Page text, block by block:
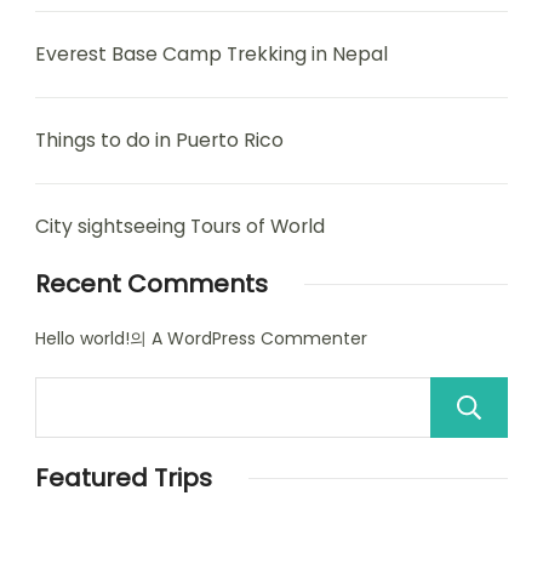
Everest Base Camp Trekking in Nepal
Things to do in Puerto Rico
City sightseeing Tours of World
Recent Comments
Hello world!의 A WordPress Commenter
Featured Trips